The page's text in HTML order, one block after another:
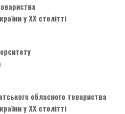
у ХХ столітті
обласного товариства
у ХХ столітті